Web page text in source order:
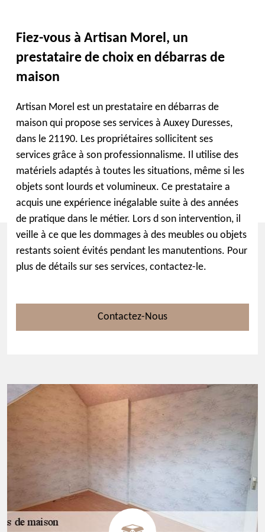
Fiez-vous à Artisan Morel, un
prestataire de choix en débarras de
maison
Artisan Morel est un prestataire en débarras de
maison qui propose ses services à Auxey Duresses,
dans le 21190. Les propriétaires sollicitent ses
services grâce à son professionnalisme. Il utilise des
matériels adaptés à toutes les situations, même si les
objets sont lourds et volumineux. Ce prestataire a
acquis une expérience inégalable suite à des années
de pratique dans le métier. Lors d son intervention, il
veille à ce que les dommages à des meubles ou objets
restants soient évités pendant les manutentions. Pour
plus de détails sur ses services, contactez-le.
Contactez-Nous